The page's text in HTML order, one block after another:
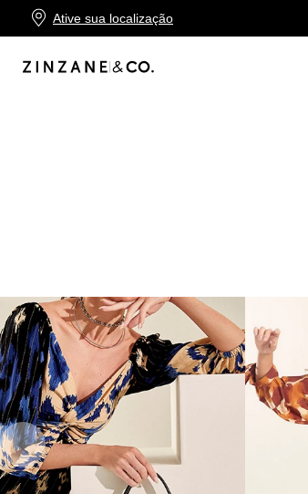
Ative sua localização
10X SEM JUROS NO CARTÃO ZINZANE